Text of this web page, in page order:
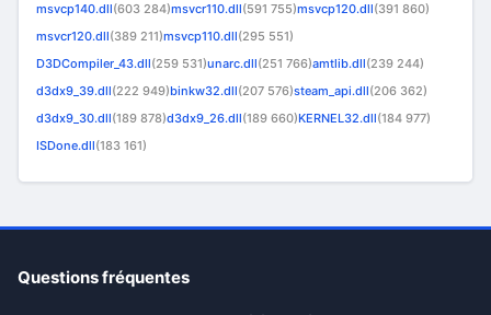
msvcp140.dll(603 284)msvcr110.dll(591 755)msvcp120.dll(391 860)
msvcr120.dll(389 211)msvcp110.dll(295 551)
D3DCompiler_43.dll(259 531)unarc.dll(251 766)amtlib.dll(239 244)
d3dx9_39.dll(222 949)binkw32.dll(207 576)steam_api.dll(206 362)
d3dx9_30.dll(189 878)d3dx9_26.dll(189 660)KERNEL32.dll(184 977)
ISDone.dll(183 161)
Questions fréquentes